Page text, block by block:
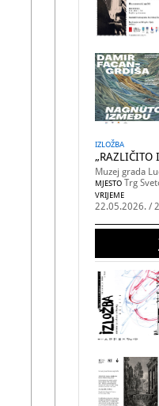
IZLOŽBA
„RAZLIČITO
Muzej grada
MJESTO Trg
VRIJEME
22.05.2026. /